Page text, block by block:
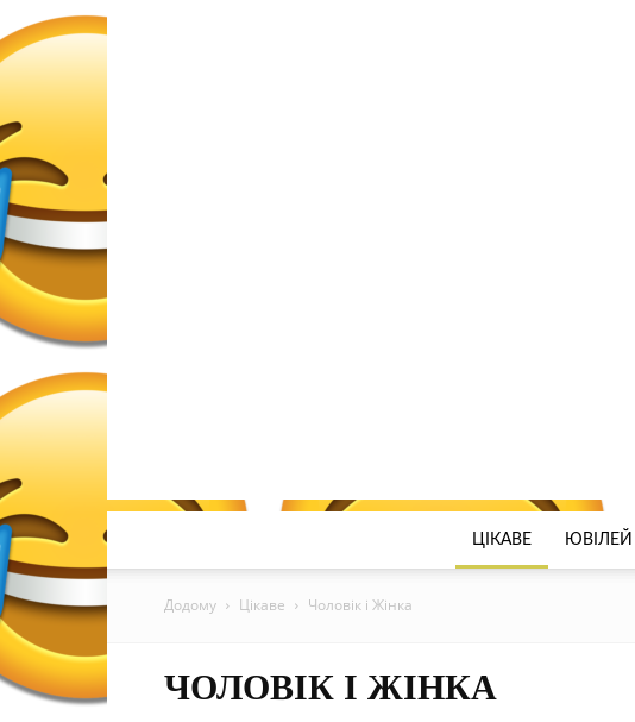
ЦІКАВЕ ЮВІЛЕЙ
Додому Цікаве Чоловік і Жінка
ЧОЛОВІК І ЖІНКА